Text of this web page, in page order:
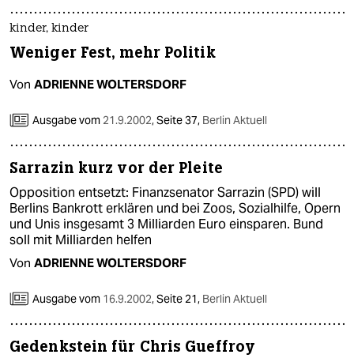
kinder, kinder
Weniger Fest, mehr Politik
Von ADRIENNE WOLTERSDORF
Ausgabe vom 21.9.2002,Seite 37, Berlin Aktuell
Sarrazin kurz vor der Pleite
Opposition entsetzt: Finanzsenator Sarrazin (SPD) will
Berlins Bankrott erklären und bei Zoos, Sozialhilfe, Opern
und Unis insgesamt 3 Milliarden Euro einsparen. Bund
soll mit Milliarden helfen
Von ADRIENNE WOLTERSDORF
Ausgabe vom 16.9.2002,Seite 21, Berlin Aktuell
Gedenkstein für Chris Gueffroy